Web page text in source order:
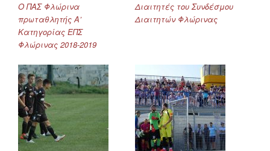
Ο ΠΑΣ Φλώρινα
πρωταθλητής Α’
Κατηγορίας ΕΠΣ
Φλώρινας 2018-2019
Διαιτητές του Συνδέσμου
Διαιτητών Φλώρινας